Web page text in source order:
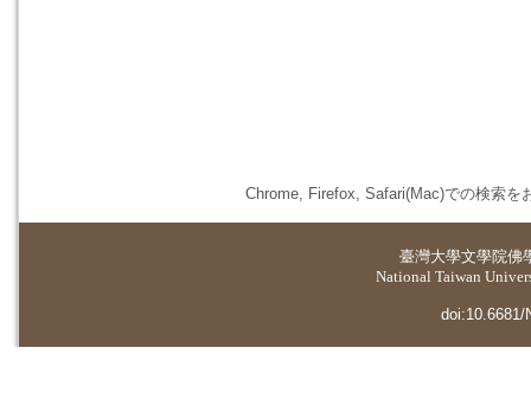
Chrome, Firefox, Safari(Mac)での検索を
臺灣大學文學院佛
National Taiwan
doi:10.6681/